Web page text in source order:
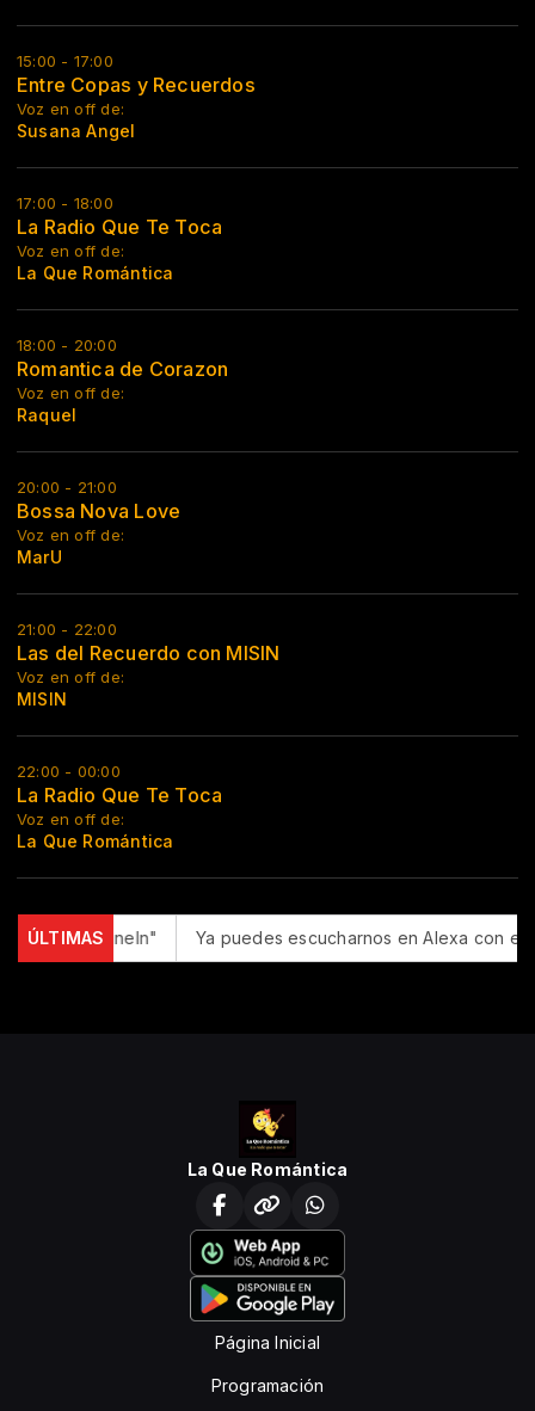
15:00 - 17:00
Entre Copas y Recuerdos
Voz en off de:
Susana Angel
17:00 - 18:00
La Radio Que Te Toca
Voz en off de:
La Que Romántica
18:00 - 20:00
Romantica de Corazon
Voz en off de:
Raquel
20:00 - 21:00
Bossa Nova Love
Voz en off de:
MarU
21:00 - 22:00
Las del Recuerdo con MISIN
Voz en off de:
MISIN
22:00 - 00:00
La Radio Que Te Toca
Voz en off de:
La Que Romántica
ÚLTIMAS
en TuneIn" Ya puedes escucharnos en Alexa con el
La Que Romántica
Página Inicial
Programación